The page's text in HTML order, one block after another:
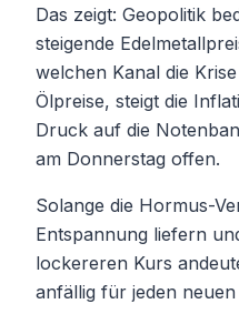
Das zeigt: Geopolitik
steigende
welchen Kanal die
Ölpreise, steigt die
Druck auf die
am Donnerstag offen.
Solange die Hormus-
Entspannung liefern
lockereren Kurs
anfällig für jeden